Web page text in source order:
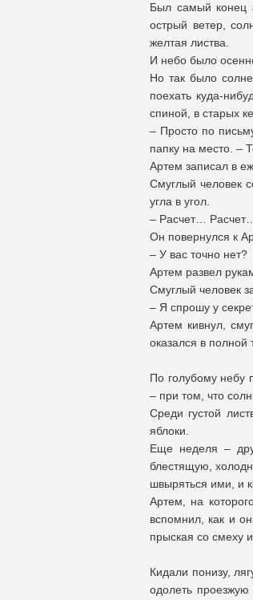
Был самый конец
острый ветер,
желтая листва.
И небо было
Но так было
поехать куда-
спиной, в старых
– Просто по
папку на место. –
Артем записал в
Смуглый человек
угла в угол.
– Расчет… Расчет…
Он повернулся к
– У вас точно нет?
Артем развел
Смуглый человек
– Я спрошу у
Артем кивнул,
оказался в полной
По голубому небу
– при том, что
Среди густой
яблоки.
Еще неделя –
блестящую,
швыряться ими, и
Артем, на
вспомнил, как и
прыская со смеху
Кидали понизу,
одолеть проезжую